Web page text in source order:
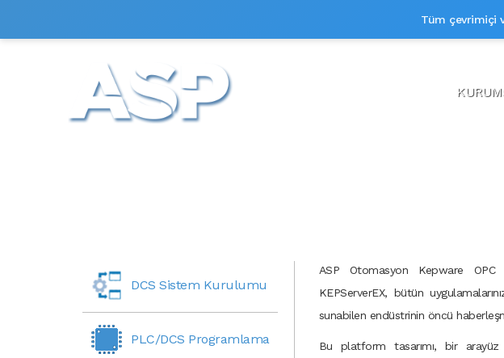
Tüm çevrimiçi
DCS Sistem Kurulumu
PLC/DCS Programlama
ASP Otomasyon Kepware OPC
KEPServerEX, bütün
sunabilen endüstrinin öncü
Bu platform tasarımı, bir